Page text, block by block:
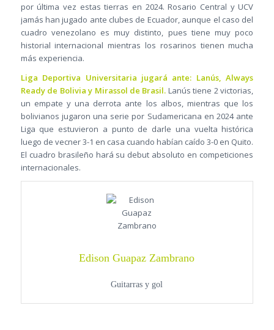
por última vez estas tierras en 2024. Rosario Central y UCV
jamás han jugado ante clubes de Ecuador, aunque el caso del
cuadro venezolano es muy distinto, pues tiene muy poco
historial internacional mientras los rosarinos tienen mucha
más experiencia.
Liga Deportiva Universitaria jugará ante: Lanús, Always
Ready de Bolivia y Mirassol de Brasil. Lanús tiene 2 victorias,
un empate y una derrota ante los albos, mientras que los
bolivianos jugaron una serie por Sudamericana en 2024 ante
Liga que estuvieron a punto de darle una vuelta histórica
luego de vecner 3-1 en casa cuando habían caído 3-0 en Quito.
El cuadro brasileño hará su debut absoluto en competiciones
internacionales.
Edison Guapaz Zambrano
Guitarras y gol